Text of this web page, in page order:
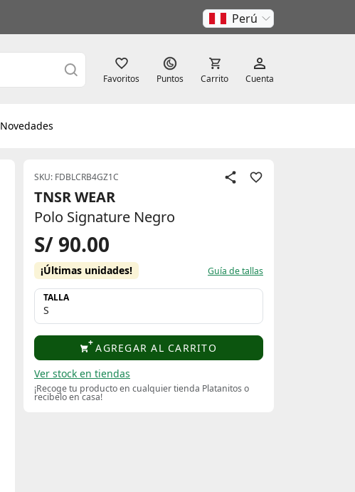
Perú
Favoritos Puntos Carrito Cuenta
Novedades
SKU: FDBLCRB4GZ1C
TNSR WEAR
Polo Signature Negro
S/ 90.00
¡Últimas unidades! Guía de tallas
TALLA
AGREGAR AL CARRITO
Ver stock en tiendas
¡Recoge tu producto en cualquier tienda Platanitos o
recibelo en casa!